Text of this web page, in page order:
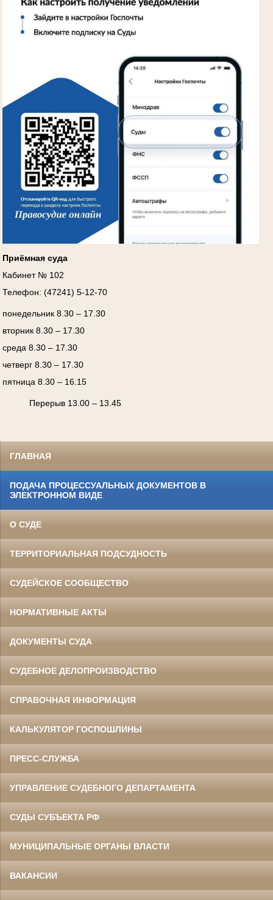
Приёмная суда
Кабинет № 102
Телефон: (47241) 5-12-70
понедельник 8.30 – 17.30
вторник 8.30 – 17.30
среда 8.30 – 17.30
четверг 8.30 – 17.30
пятница 8.30 – 16.15
Перерыв 13.00 – 13.45
ГЛАВНАЯ
ПОДАЧА ПРОЦЕССУАЛЬНЫХ ДОКУМЕНТОВ В
ЭЛЕКТРОННОМ ВИДЕ
О СУДЕ
ТЕРРИТОРИАЛЬНАЯ ПОДСУДНОСТЬ
СУДЕЙСКОЕ СООБЩЕСТВО
НОРМАТИВНЫЕ АКТЫ
ДОКУМЕНТЫ СУДА
СУДЕБНОЕ ДЕЛОПРОИЗВОДСТВО
СПРАВОЧНАЯ ИНФОРМАЦИЯ
КАЛЬКУЛЯТОР ГОСПОШЛИНЫ
ПРЕСС-СЛУЖБА
УПРАВЛЕНИЕ СУДЕБНОГО ДЕПАРТАМЕНТА
СУДЫ СУБЪЕКТА РФ
МУНИЦИПАЛЬНЫЕ ОРГАНЫ ВЛАСТИ
ВАКАНСИИ